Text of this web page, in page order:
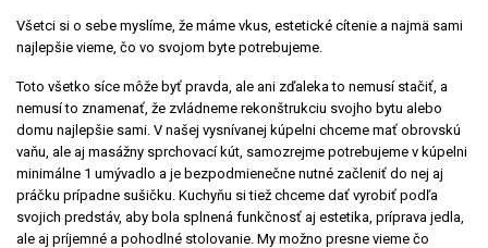
Všetci si o sebe myslíme, že máme vkus, estetické cítenie a najmä sami
najlepšie vieme, čo vo svojom byte potrebujeme.
Toto všetko síce môže byť pravda, ale ani zďaleka to nemusí stačiť, a
nemusí to znamenať, že zvládneme rekonštrukciu svojho bytu alebo
domu najlepšie sami. V našej vysnívanej kúpelni chceme mať obrovskú
vaňu, ale aj masážny sprchovací kút, samozrejme potrebujeme v kúpelni
minimálne 1 umývadlo a je bezpodmienečne nutné začleniť do nej aj
práčku prípadne sušičku. Kuchyňu si tiež chceme dať vyrobiť podľa
svojich predstáv, aby bola splnená funkčnosť aj estetika, príprava jedla,
ale aj príjemné a pohodlné stolovanie. My možno presne vieme čo